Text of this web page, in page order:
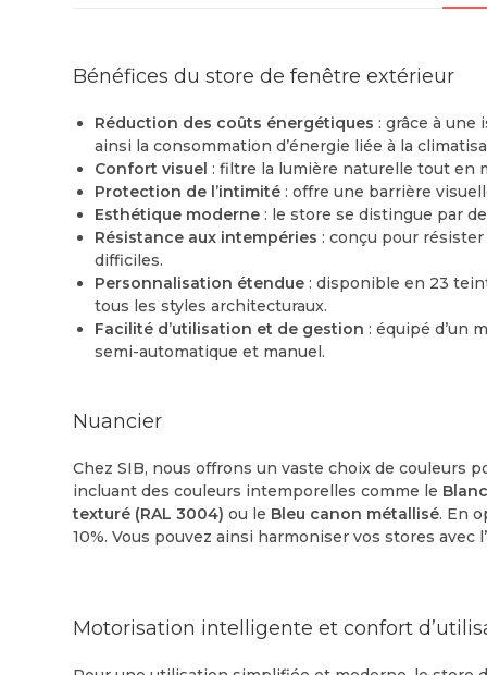
Bénéfices du store de fenêtre extérieur
Réduction des coûts énergétiques : grâce à
ainsi la consommation d’énergie liée à la
Confort visuel : filtre la lumière naturelle tout en
Protection de l’intimité : offre une barrière
Esthétique moderne : le store se distingue par
Résistance aux intempéries : conçu pour
difficiles.
Personnalisation étendue : disponible en 23
tous les styles architecturaux.
Facilité d’utilisation et de gestion : équipé d’un
semi-automatique et manuel.
Nuancier
Chez SIB, nous offrons un vaste choix de couleurs
incluant des couleurs intemporelles comme le
texturé (RAL 3004) ou le Bleu canon métallisé. En
10%. Vous pouvez ainsi harmoniser vos stores
Motorisation intelligente et confort